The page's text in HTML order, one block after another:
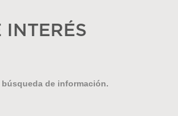
INTERÉS
de información.